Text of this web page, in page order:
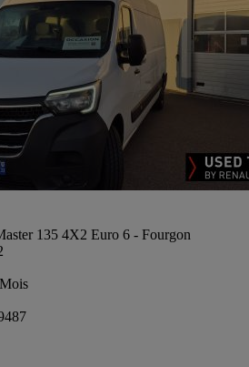
135 4X2 Euro 6 - Fourgon